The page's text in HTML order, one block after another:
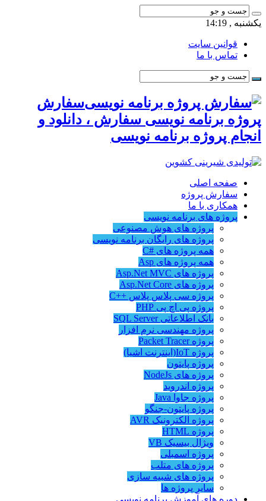
یکشنبه , 14:19
قوانین سایت
تماس با ما
سفارش
پروژه برنامه نویسی سفارش ، دانلود و
انجام پروژه برنامه نویسی
صفحه اصلی
سفارش پروژه
همکاری با ما
پروژه های برنامه نویسی
پروژه های هوش مصنوعی
پروژه های رایگان برنامه نویسی
همه پروژه های #C
همه پروژه های Asp
پروژه های Asp.Net MVC
پروژه های Asp.Net Core
پروژه سی پلاس پلاس ++C
پروژه پی اچ پی PHP
بانک اطلاعاتی SQL Server
پروژه مهندسی نرم افزار
پروژه Packet Tracer
پروژه IoT(اینترنت اشیا)
پروژه پایتون
پروژه های NodeJs
پروژه اندروید
پروژه جاوا Java
پروژه پایتون-جنگو
پروژه الکترونیک AVR
پروژه HTML
ویژال بیسیک VB
پروژه اسمبلی
پروژه های متلب
پروژه های شبیه سازی
سایر پروژه ها
دوره های آموزش برنامه نویسی